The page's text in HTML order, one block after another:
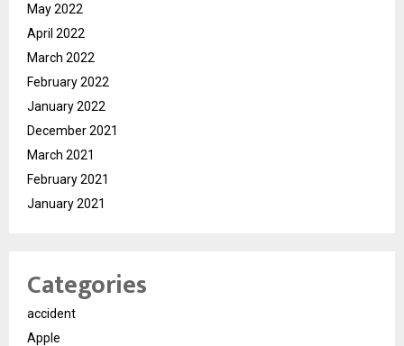
May 2022
April 2022
March 2022
February 2022
January 2022
December 2021
March 2021
February 2021
January 2021
Categories
accident
Apple